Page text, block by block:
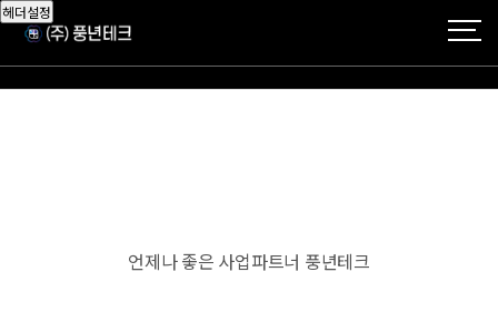
헤더설정
언제나 좋은 사업파트너 풍년테크